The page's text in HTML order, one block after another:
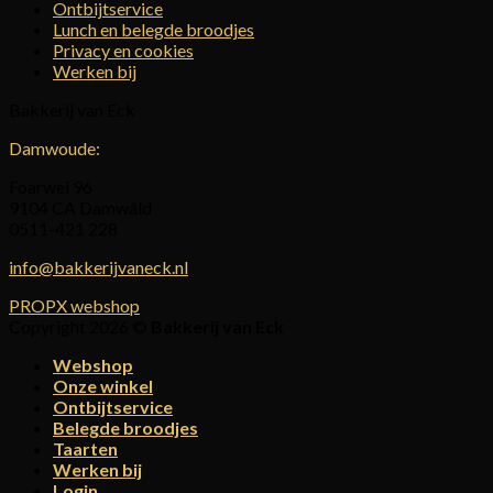
Ontbijtservice
Lunch en belegde broodjes
Privacy en cookies
Werken bij
Damwoude:
info@bakkerijvaneck.nl
PROPX webshop
Webshop
Onze winkel
Ontbijtservice
Belegde broodjes
Taarten
Werken bij